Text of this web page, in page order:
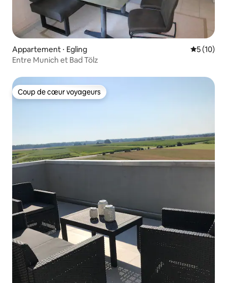
Appartement ⋅ Egling
5 (10)
Entre Munich et Bad Tölz
Coup de cœur voyageurs
Coup de cœur voyageurs